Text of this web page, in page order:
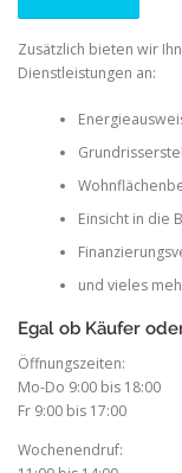
Zusätzlich bieten wir
Dienstleistungen an:
Einsicht in die
und vieles
Egal ob Käufer
Öffnungszeiten:
Mo-Do 9:00 bis 18:00
Fr 9:00 bis 17:00
Wochenendruf: